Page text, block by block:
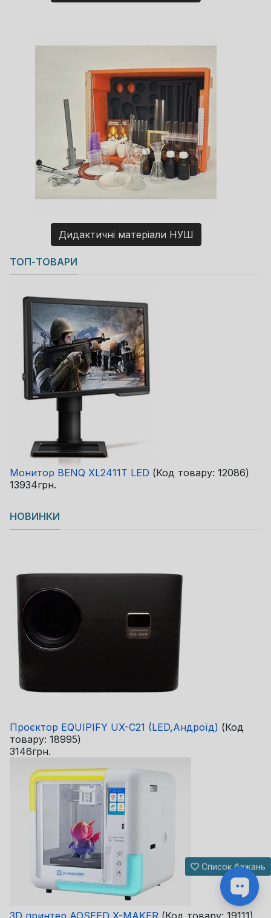
Дидактичні матеріали НУШ
Copyright MAXXmarketing GmbH
JoomShopping Download & Support
ТОП-ТОВАРИ
Монитор BENQ XL2411T LED (Код товару: 12086)
13934грн.
НОВИНКИ
Проєктор EQUIPIFY UX-C21 (LED,Андроїд) (Код
товару: 18995)
3146грн.
3D принтер AOSEED X-MAKER (Код товару: 19111)
Список бажань